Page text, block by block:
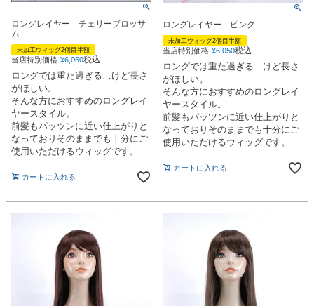
ロングレイヤー チェリーブロッサ
ム
未加工ウィッグ2個目半額
当店特別価格 ¥6,050税込
ロングでは重た過ぎる…けど長さ
がほしい。
そんな方におすすめのロングレイ
ヤースタイル。
前髪もパッツンに近い仕上がりと
なっておりそのままでも十分にご
使用いただけるウィッグです。
カートに入れる
ロングレイヤー ピンク
未加工ウィッグ2個目半額
当店特別価格 ¥6,050税込
ロングでは重た過ぎる…けど長さ
がほしい。
そんな方におすすめのロングレイ
ヤースタイル。
前髪もパッツンに近い仕上がりと
なっておりそのままでも十分にご
使用いただけるウィッグです。
カートに入れる